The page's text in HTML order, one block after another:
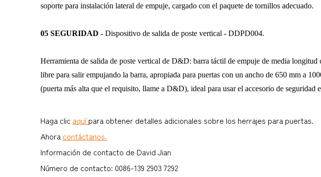
soporte para instalación lateral de empuje, cargado con el paquete de tornillos adecuado.
05 SEGURIDAD - Dispositivo de salida de poste vertical - DDPD004.
Herramienta de salida de poste vertical de D&D: barra táctil de empuje de media
libre para salir empujando la barra, apropiada para puertas con un ancho de 650 mm a
(puerta más alta que el requisito, llame a D&D), ideal para usar el accesorio de
Haga clic aquípara obtener detalles adicionales sobre los herrajes para puertas.
Ahora contáctanos.
Información de contacto de David Jian
Número de contacto: 0086-139 2903 7292